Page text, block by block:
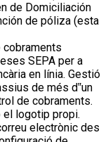
de Domiciliación
de póliza (esta
SEPA per a
en línia. Gestió
de més d‟un
de cobraments.
el logotip propi.
electrònic des